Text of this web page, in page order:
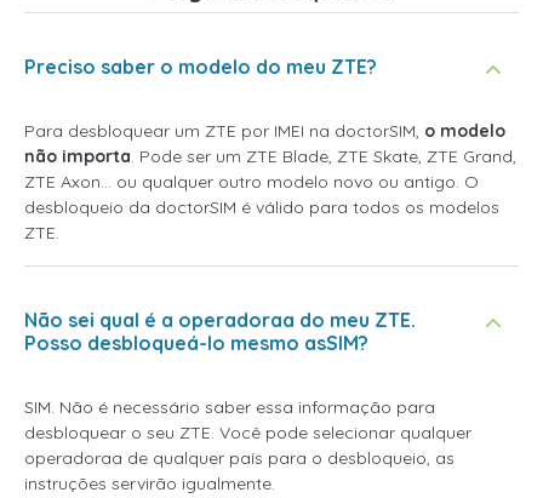
Preciso saber o modelo do meu ZTE?
Para desbloquear um ZTE por IMEI na doctorSIM, o modelo
não importa. Pode ser um ZTE Blade, ZTE Skate, ZTE Grand,
ZTE Axon... ou qualquer outro modelo novo ou antigo. O
desbloqueio da doctorSIM é válido para todos os modelos
ZTE.
Não sei qual é a operadoraa do meu ZTE.
Posso desbloqueá-lo mesmo asSIM?
SIM. Não é necessário saber essa informação para
desbloquear o seu ZTE. Você pode selecionar qualquer
operadoraa de qualquer país para o desbloqueio, as
instruções servirão igualmente.